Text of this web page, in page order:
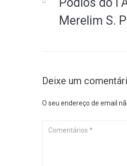
deMerelim S.
Deixe um
O seu endereço de email